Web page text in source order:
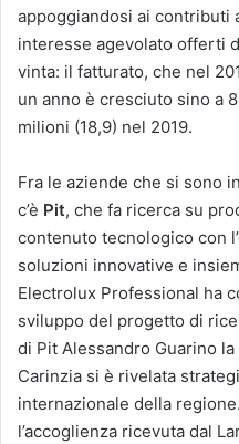
appoggiandosi ai contributi
interesse agevolato offerti
vinta: il fatturato, che nel
un anno è cresciuto sino a
milioni (18,9) nel 2019.
Fra le aziende che si sono
c’è Pit, che fa ricerca su
contenuto tecnologico con
soluzioni innovative e
Electrolux Professional ha
sviluppo del progetto di
di Pit Alessandro Guarino
Carinzia si è rivelata
internazionale della
l’accoglienza ricevuta dal